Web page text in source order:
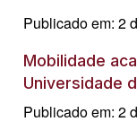
Publicado em: 2
Mobilidade
Universidade
Publicado em: 2